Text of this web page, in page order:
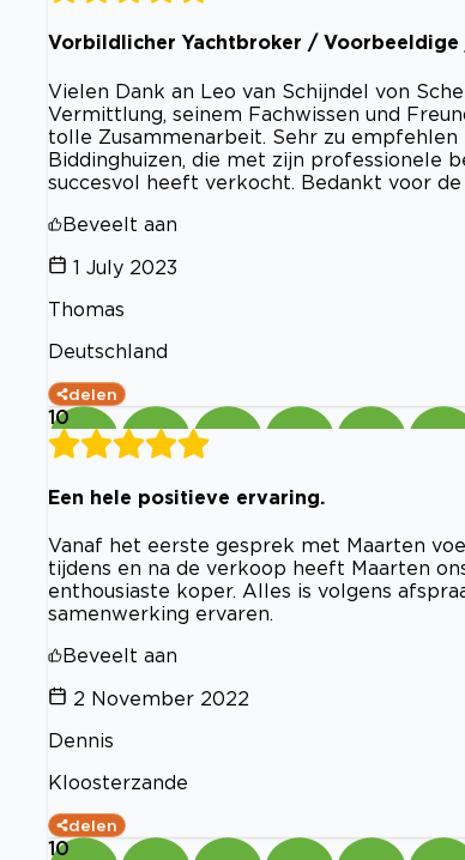
Vorbildlicher Yachtbroker / Voorbeeldige
Vielen Dank an Leo van Schijndel von
Vermittlung, seinem Fachwissen und
tolle Zusammenarbeit. Sehr zu empfehlen
Biddinghuizen, die met zijn professionele
succesvol heeft verkocht. Bedankt voor
Beveelt aan
1 July 2023
Thomas
Deutschland
delen
10
Een hele positieve ervaring.
Vanaf het eerste gesprek met Maarten
tijdens en na de verkoop heeft Maarten
enthousiaste koper. Alles is volgens
samenwerking ervaren.
Beveelt aan
2 November 2022
Dennis
Kloosterzande
delen
10